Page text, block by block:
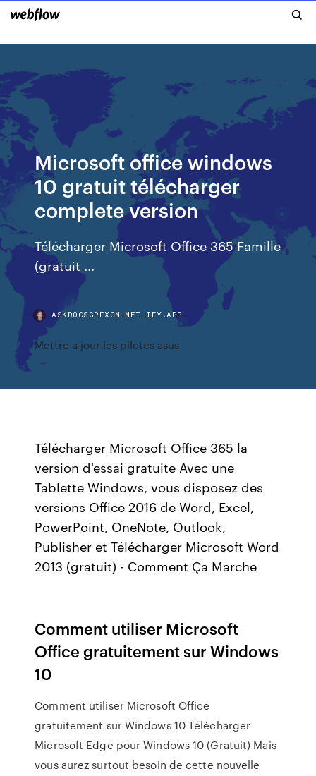
Microsoft office windows
10 gratuit télécharger
complete version
Télécharger Microsoft Office 365 Famille
(gratuit ...
ASKDOCSGPFXCN.NETLIFY.APP
Mettre a jour les pilotes asus
Télécharger Microsoft Office 365 la
version d'essai gratuite Avec une
Tablette Windows, vous disposez des
versions Office 2016 de Word, Excel,
PowerPoint, OneNote, Outlook,
Publisher et Télécharger Microsoft Word
2013 (gratuit) - Comment Ça Marche
Comment utiliser Microsoft
Office gratuitement sur Windows
10
Comment utiliser Microsoft Office
gratuitement sur Windows 10 Télécharger
Microsoft Edge pour Windows 10 (Gratuit) Mais
vous aurez surtout besoin de cette nouvelle